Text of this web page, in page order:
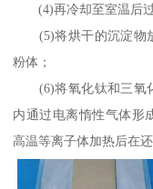
(4)再冷却至室温后过
(5)将烘干的沉淀物放
粉体；
(6)将氧化钛和三氧化
内通过电离惰性气体形
高温等离子体加热后在